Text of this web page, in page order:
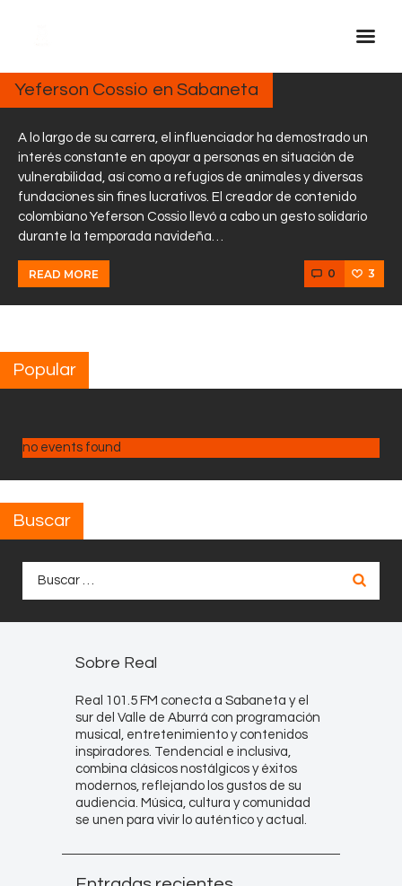
Inicio Real FM
Streaming
En Vivo
Descarga La APP
Programas
Noticias
Equipo
Contactos
26, 2024
Yeferson Cossio en Sabaneta
A lo largo de su carrera, el influenciador ha demostrado un
interés constante en apoyar a personas en situación de
vulnerabilidad, así como a refugios de animales y diversas
fundaciones sin fines lucrativos. El creador de contenido
colombiano Yeferson Cossio llevó a cabo un gesto solidario
durante la temporada navideña…
READ MORE 0 3
Popular
no events found
Buscar
Sobre Real
Real 101.5 FM conecta a Sabaneta y el
sur del Valle de Aburrá con programación
musical, entretenimiento y contenidos
inspiradores. Tendencial e inclusiva,
combina clásicos nostálgicos y éxitos
modernos, reflejando los gustos de su
audiencia. Música, cultura y comunidad
se unen para vivir lo auténtico y actual.